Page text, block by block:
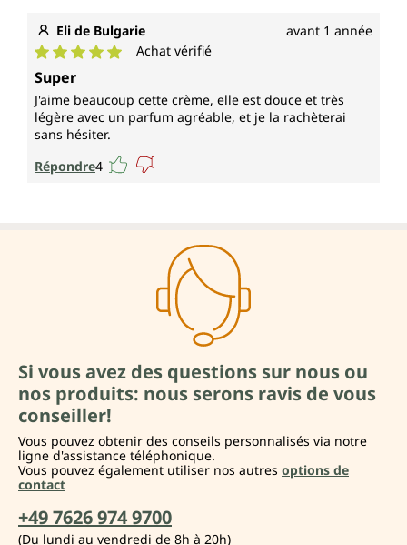
Eli de Bulgarie avant 1 année
Note moyenne de 5 sur 5 étoiles
Achat vérifié
Super
J'aime beaucoup cette crème, elle est douce et très
légère avec un parfum agréable, et je la rachèterai
sans hésiter.
Répondre4
Si vous avez des questions sur nous ou
nos produits: nous serons ravis de vous
conseiller!
Vous pouvez obtenir des conseils personnalisés via notre
ligne d'assistance téléphonique.
Vous pouvez également utiliser nos autres options de
contact
+49 7626 974 9700
(Du lundi au vendredi de 8h à 20h)